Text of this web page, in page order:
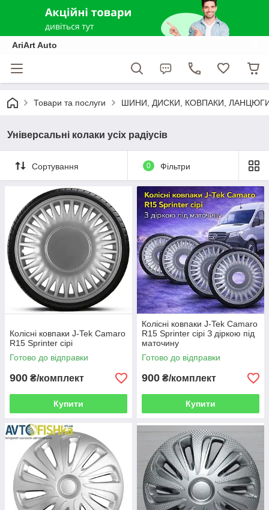
AriArt Auto
Товари та послуги ШИНИ, ДИСКИ, КОВПАКИ,
Універсальні колаки усіх радіусів
Сортування 0 Фільтри
Колісні ковпаки J-Tek Camaro
R15 Sprinter сірі
Готово до відправки
900 ₴/комплект
Купити
Колісні ковпаки J-Tek Camaro
R15 Sprinter сірі З діркою під
маточину
Готово до відправки
900 ₴/комплект
Купити